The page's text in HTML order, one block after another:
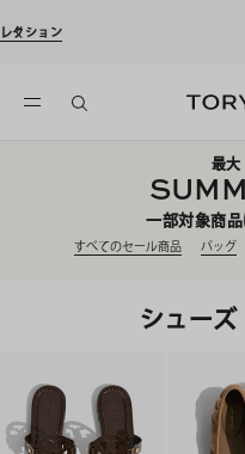
10%OFFクーポンをプレゼント
込)以上のお買
最大
一部対象商
すべてのセール商品 バッグ
シュー